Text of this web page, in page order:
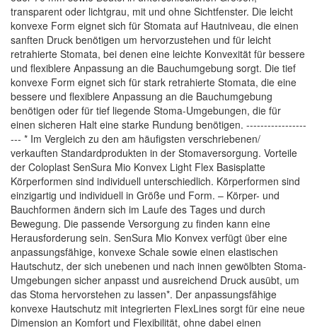
transparent oder lichtgrau, mit und ohne Sichtfenster. Die leicht
konvexe Form eignet sich für Stomata auf Hautniveau, die einen
sanften Druck benötigen um hervorzustehen und für leicht
retrahierte Stomata, bei denen eine leichte Konvexität für bessere
und flexiblere Anpassung an die Bauchumgebung sorgt. Die tief
konvexe Form eignet sich für stark retrahierte Stomata, die eine
bessere und flexiblere Anpassung an die Bauchumgebung
benötigen oder für tief liegende Stoma-Umgebungen, die für
einen sicheren Halt eine starke Rundung benötigen. -----------------
--- * Im Vergleich zu den am häufigsten verschriebenen/
verkauften Standardprodukten in der Stomaversorgung. Vorteile
der Coloplast SenSura Mio Konvex Light Flex Basisplatte
Körperformen sind individuell unterschiedlich. Körperformen sind
einzigartig und individuell in Größe und Form. – Körper- und
Bauchformen ändern sich im Laufe des Tages und durch
Bewegung. Die passende Versorgung zu finden kann eine
Herausforderung sein. SenSura Mio Konvex verfügt über eine
anpassungsfähige, konvexe Schale sowie einen elastischen
Hautschutz, der sich unebenen und nach innen gewölbten Stoma-
Umgebungen sicher anpasst und ausreichend Druck ausübt, um
das Stoma hervorstehen zu lassen*. Der anpassungsfähige
konvexe Hautschutz mit integrierten FlexLines sorgt für eine neue
Dimension an Komfort und Flexibilität, ohne dabei einen